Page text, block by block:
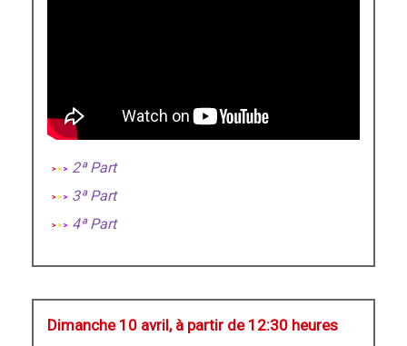
2ª Part
3ª Part
4ª Part
Dimanche 10 avril, à partir de 12:30 heures